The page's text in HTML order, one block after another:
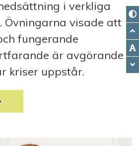
i verkliga
Övningarna visade att
fungerande
är avgörande
kriser uppstår.
RÄDDAS